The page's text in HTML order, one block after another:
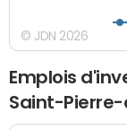
© JDN 2026
Emplois
Saint-Pierre-